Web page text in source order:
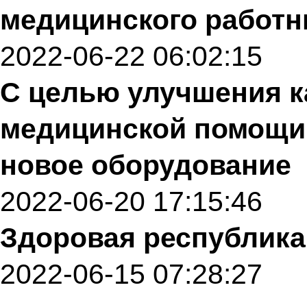
медицинского
2022-06-22 06:02:15
С целью улучшения
медицинской
новое оборудование
2022-06-20 17:15:46
Здоровая
2022-06-15 07:28:27